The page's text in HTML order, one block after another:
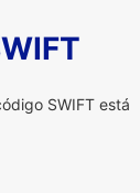
SWIFT está